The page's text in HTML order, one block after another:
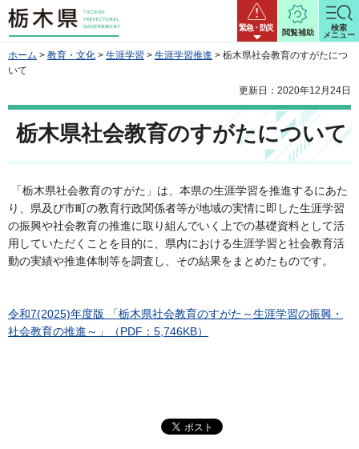
栃木県 緊急・防災
閲覧補助
検索
メニュー
ホーム > 教育・文化 > 生涯学習 > 生涯学習推進 > 栃木県社会教育のすがたにつ
いて
更新日：2020年12月24日
栃木県社会教育のすがたについて
「栃木県社会教育のすがた」は、本県の生涯学習を推進するにあた
り、県及び市町の教育行政関係者等が地域の実情に即した生涯学習
の振興や社会教育の推進に取り組んでいく上での基礎資料として活
用していただくことを目的に、県内における生涯学習と社会教育活
動の実績や推進体制等を調査し、その結果をまとめたものです。
令和7(2025)年度版 「栃木県社会教育のすがた～生涯学習の振興・
社会教育の推進～」（PDF：5,746KB）